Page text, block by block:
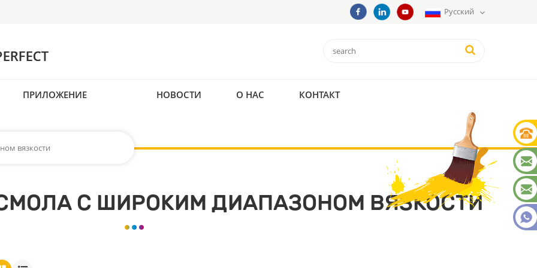
Русский
ПРИЛОЖЕНИЕ НОВОСТИ О НАС КОНТАКТ
вязкости
С ШИРОКИМ ДИАПАЗОНОМ ВЯЗКОСТИ